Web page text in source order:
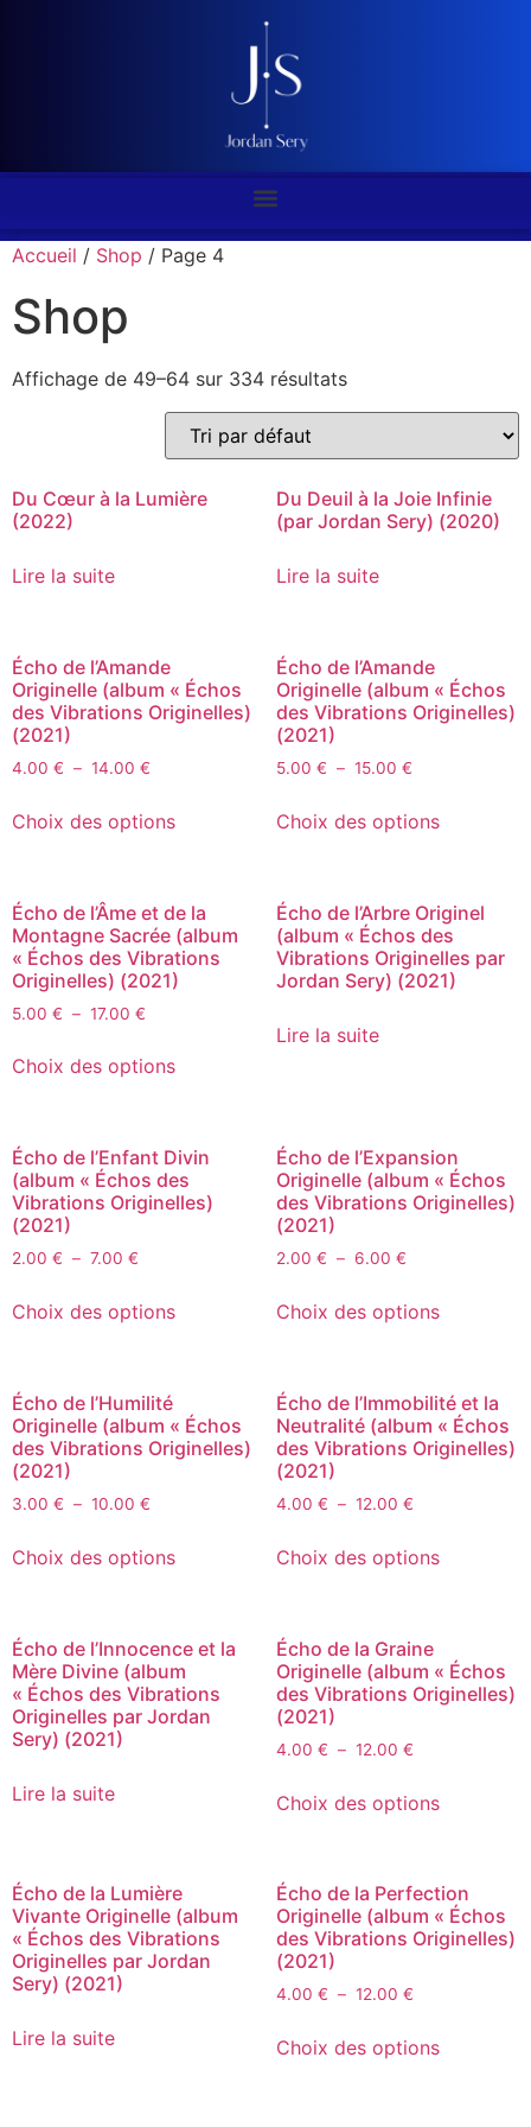
Accueil / Shop / Page 4
Shop
Affichage de 49–64 sur 334 résultats
Du Cœur à la Lumière
(2022)
Lire la suite
Du Deuil à la Joie Infinie
(par Jordan Sery) (2020)
Lire la suite
Écho de l’Amande
Originelle (album « Échos
des Vibrations Originelles)
(2021)
4.00 € – 14.00 €
Choix des options
Écho de l’Amande
Originelle (album « Échos
des Vibrations Originelles)
(2021)
5.00 € – 15.00 €
Choix des options
Écho de l’Âme et de la
Montagne Sacrée (album
« Échos des Vibrations
Originelles) (2021)
5.00 € – 17.00 €
Choix des options
Écho de l’Arbre Originel
(album « Échos des
Vibrations Originelles par
Jordan Sery) (2021)
Lire la suite
Écho de l’Enfant Divin
(album « Échos des
Vibrations Originelles)
(2021)
2.00 € – 7.00 €
Choix des options
Écho de l’Expansion
Originelle (album « Échos
des Vibrations Originelles)
(2021)
2.00 € – 6.00 €
Choix des options
Écho de l’Humilité
Originelle (album « Échos
des Vibrations Originelles)
(2021)
3.00 € – 10.00 €
Choix des options
Écho de l’Immobilité et la
Neutralité (album « Échos
des Vibrations Originelles)
(2021)
4.00 € – 12.00 €
Choix des options
Écho de l’Innocence et la
Mère Divine (album
« Échos des Vibrations
Originelles par Jordan
Sery) (2021)
Lire la suite
Écho de la Graine
Originelle (album « Échos
des Vibrations Originelles)
(2021)
4.00 € – 12.00 €
Choix des options
Écho de la Lumière
Vivante Originelle (album
« Échos des Vibrations
Originelles par Jordan
Sery) (2021)
Lire la suite
Écho de la Perfection
Originelle (album « Échos
des Vibrations Originelles)
(2021)
4.00 € – 12.00 €
Choix des options